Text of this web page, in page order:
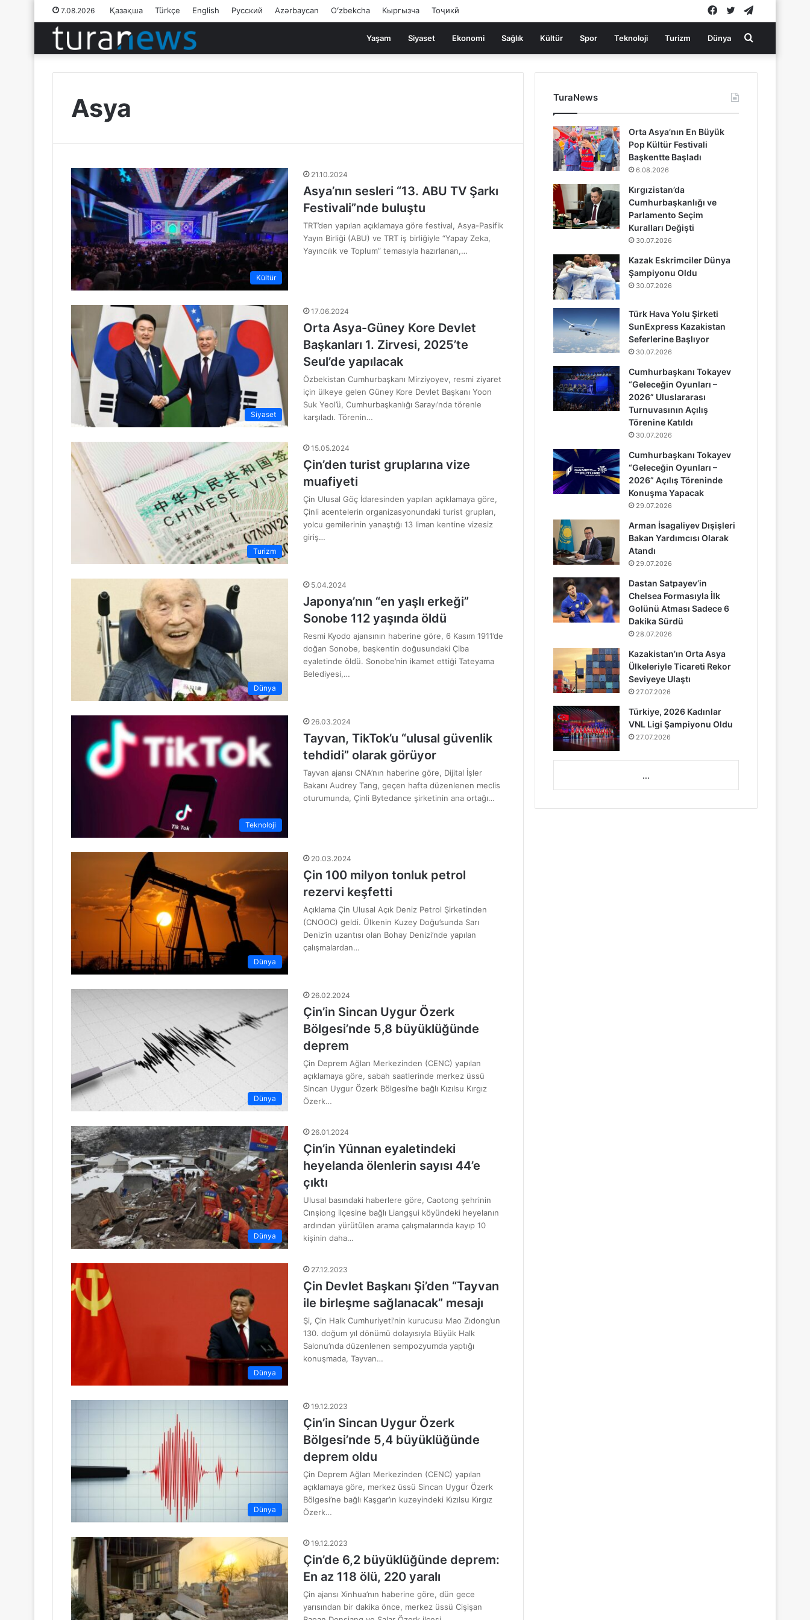
7.08.2026 Қазақша Türkçe English Русский Azərbaycan Oʻzbekcha Кыргызча Тоҷикӣ Twitter
Facebook
Yaşam Siyaset Ekonomi Sağlık Kültür Spor Teknoloji Turizm Dünya Arama
yap
Asya
Kültür
21.10.2024
Asya’nın sesleri “13. ABU TV Şarkı
Festivali”nde buluştu
TRT’den yapılan açıklamaya göre festival, Asya-Pasifik
Yayın Birliği (ABU) ve TRT iş birliğiyle “Yapay Zeka,
Yayıncılık ve Toplum” temasıyla hazırlanan,…
Siyaset
17.06.2024
Orta Asya-Güney Kore Devlet
Başkanları 1. Zirvesi, 2025’te
Seul’de yapılacak
Özbekistan Cumhurbaşkanı Mirziyoyev, resmi ziyaret
için ülkeye gelen Güney Kore Devlet Başkanı Yoon
Suk Yeol’ü, Cumhurbaşkanlığı Sarayı’nda törenle
karşıladı. Törenin…
Turizm
15.05.2024
Çin’den turist gruplarına vize
muafiyeti
Çin Ulusal Göç İdaresinden yapılan açıklamaya göre,
Çinli acentelerin organizasyonundaki turist grupları,
yolcu gemilerinin yanaştığı 13 liman kentine vizesiz
giriş…
Dünya
5.04.2024
Japonya’nın “en yaşlı erkeği”
Sonobe 112 yaşında öldü
Resmi Kyodo ajansının haberine göre, 6 Kasım 1911’de
doğan Sonobe, başkentin doğusundaki Çiba
eyaletinde öldü. Sonobe’nin ikamet ettiği Tateyama
Belediyesi,…
Teknoloji
26.03.2024
Tayvan, TikTok’u “ulusal güvenlik
tehdidi” olarak görüyor
Tayvan ajansı CNA’nın haberine göre, Dijital İşler
Bakanı Audrey Tang, geçen hafta düzenlenen meclis
oturumunda, Çinli Bytedance şirketinin ana ortağı…
Dünya
20.03.2024
Çin 100 milyon tonluk petrol
rezervi keşfetti
Açıklama Çin Ulusal Açık Deniz Petrol Şirketinden
(CNOOC) geldi. Ülkenin Kuzey Doğu’sunda Sarı
Deniz’in uzantısı olan Bohay Denizi’nde yapılan
çalışmalardan…
Dünya
26.02.2024
Çin’in Sincan Uygur Özerk
Bölgesi’nde 5,8 büyüklüğünde
deprem
Çin Deprem Ağları Merkezinden (CENC) yapılan
açıklamaya göre, sabah saatlerinde merkez üssü
Sincan Uygur Özerk Bölgesi’ne bağlı Kızılsu Kırgız
Özerk…
Dünya
26.01.2024
Çin’in Yünnan eyaletindeki
heyelanda ölenlerin sayısı 44’e
çıktı
Ulusal basındaki haberlere göre, Caotong şehrinin
Cınşiong ilçesine bağlı Liangşui köyündeki heyelanın
ardından yürütülen arama çalışmalarında kayıp 10
kişinin daha…
Dünya
27.12.2023
Çin Devlet Başkanı Şi’den “Tayvan
ile birleşme sağlanacak” mesajı
Şi, Çin Halk Cumhuriyeti’nin kurucusu Mao Zıdong’un
130. doğum yıl dönümü dolayısıyla Büyük Halk
Salonu’nda düzenlenen sempozyumda yaptığı
konuşmada, Tayvan…
Dünya
19.12.2023
Çin’in Sincan Uygur Özerk
Bölgesi’nde 5,4 büyüklüğünde
deprem oldu
Çin Deprem Ağları Merkezinden (CENC) yapılan
açıklamaya göre, merkez üssü Sincan Uygur Özerk
Bölgesi’ne bağlı Kaşgar’ın kuzeyindeki Kızılsu Kırgız
Özerk…
19.12.2023
Çin’de 6,2 büyüklüğünde deprem:
En az 118 ölü, 220 yaralı
Çin ajansı Xinhua’nın haberine göre, dün gece
yarısından bir dakika önce, merkez üssü Cişişan
TuraNews
Orta Asya’nın En Büyük
Pop Kültür Festivali
Başkentte Başladı
6.08.2026
Kırgızistan’da
Cumhurbaşkanlığı ve
Parlamento Seçim
Kuralları Değişti
30.07.2026
Kazak Eskrimciler Dünya
Şampiyonu Oldu
30.07.2026
Türk Hava Yolu Şirketi
SunExpress Kazakistan
Seferlerine Başlıyor
30.07.2026
Cumhurbaşkanı Tokayev
“Geleceğin Oyunları –
2026” Uluslararası
Turnuvasının Açılış
Törenine Katıldı
30.07.2026
Cumhurbaşkanı Tokayev
“Geleceğin Oyunları –
2026” Açılış Töreninde
Konuşma Yapacak
29.07.2026
Arman İsagaliyev Dışişleri
Bakan Yardımcısı Olarak
Atandı
29.07.2026
Dastan Satpayev’in
Chelsea Formasıyla İlk
Golünü Atması Sadece 6
Dakika Sürdü
28.07.2026
Kazakistan’ın Orta Asya
Ülkeleriyle Ticareti Rekor
Seviyeye Ulaştı
27.07.2026
Türkiye, 2026 Kadınlar
VNL Ligi Şampiyonu Oldu
27.07.2026
...